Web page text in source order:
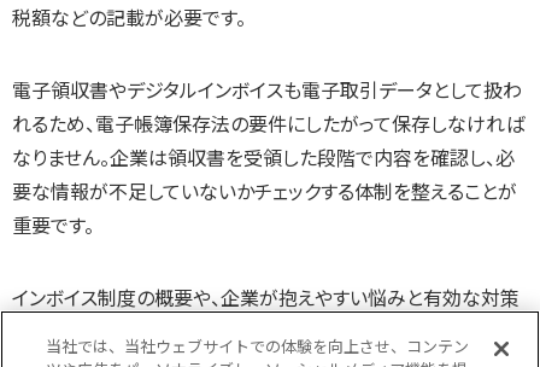
税額などの記載が必要です。
電子領収書やデジタルインボイスも電子取引データとして扱わ
れるため、電子帳簿保存法の要件にしたがって保存しなければ
なりません。企業は領収書を受領した段階で内容を確認し、必
要な情報が不足していないかチェックする体制を整えることが
重要です。
インボイス制度の概要や、企業が抱えやすい悩みと有効な対策
については以下のページをご覧ください。
当社では、当社ウェブサイトでの体験を向上させ、コンテン